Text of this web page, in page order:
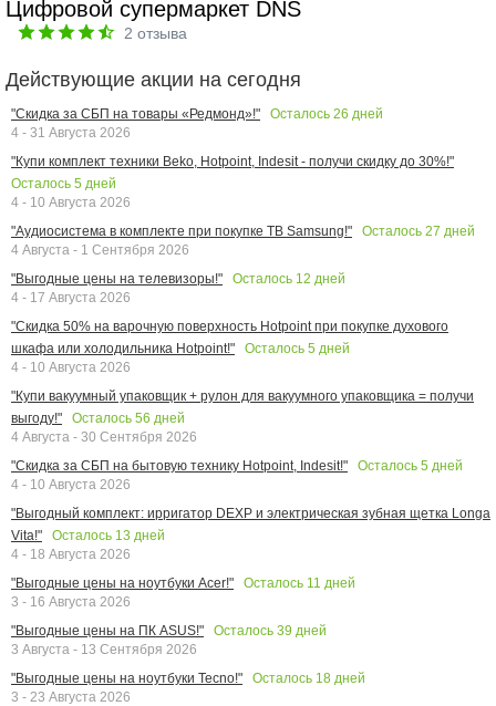
Цифровой супермаркет DNS
2 отзыва
Действующие акции на сегодня
"Скидка за СБП на товары «Редмонд»!" Осталось 26 дней
4 - 31 Августа 2026
"Купи комплект техники Beko, Hotpoint, Indesit - получи скидку до 30%!"
Осталось 5 дней
4 - 10 Августа 2026
"Аудиосистема в комплекте при покупке ТВ Samsung!"
Осталось 27 дней
4 Августа - 1 Сентября 2026
"Выгодные цены на телевизоры!"
Осталось 12 дней
4 - 17 Августа 2026
"Скидка 50% на варочную поверхность Hotpoint при покупке духового
шкафа или холодильника Hotpoint!"
Осталось 5 дней
4 - 10 Августа 2026
"Купи вакуумный упаковщик + рулон для вакуумного упаковщика = получи
выгоду!"
Осталось 56 дней
4 Августа - 30 Сентября 2026
"Скидка за СБП на бытовую технику Hotpoint, Indesit!"
Осталось 5 дней
4 - 10 Августа 2026
"Выгодный комплект: ирригатор DEXP и электрическая зубная щетка Longa
Vita!"
Осталось 13 дней
4 - 18 Августа 2026
"Выгодные цены на ноутбуки Acer!"
Осталось 11 дней
3 - 16 Августа 2026
"Выгодные цены на ПК ASUS!"
Осталось 39 дней
3 Августа - 13 Сентября 2026
"Выгодные цены на ноутбуки Tecno!"
Осталось 18 дней
3 - 23 Августа 2026